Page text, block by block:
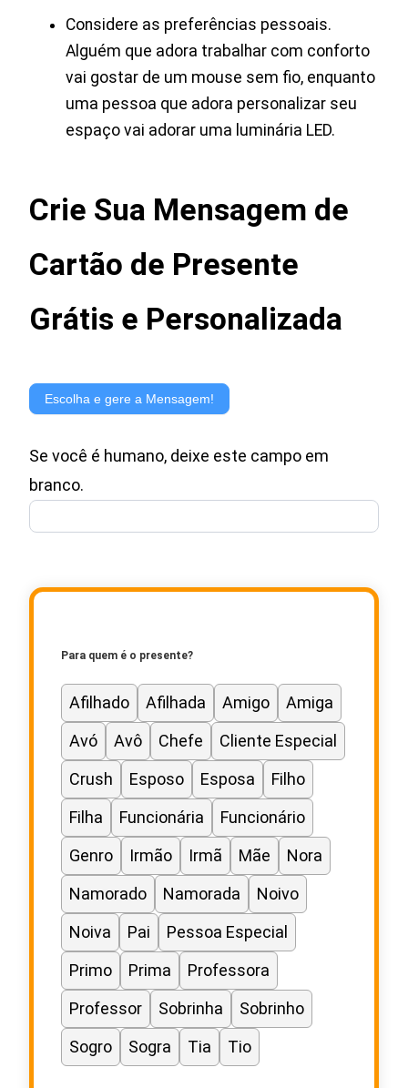
Considere as preferências pessoais.
Alguém que adora trabalhar com conforto
vai gostar de um mouse sem fio, enquanto
uma pessoa que adora personalizar seu
espaço vai adorar uma luminária LED.
Crie Sua Mensagem de
Cartão de Presente
Grátis e Personalizada
de
para
Cartão
Escolha e gere a Mensagem!
Se você é humano, deixe este campo em
branco.
Para quem é o presente?
Afilhado Afilhada Amigo
Amiga
Avó
Avô Chefe
Cliente Especial
Crush
Esposo Esposa
Filho
Filha
Funcionária
Funcionário
Genro
Irmão Irmã Mãe
Nora
Namorado
Namorada
Noivo
Noiva
Pai
Pessoa Especial
Primo
Prima
Professora
Professor
Sobrinha
Sobrinho
Sogro
Sogra Tia Tio